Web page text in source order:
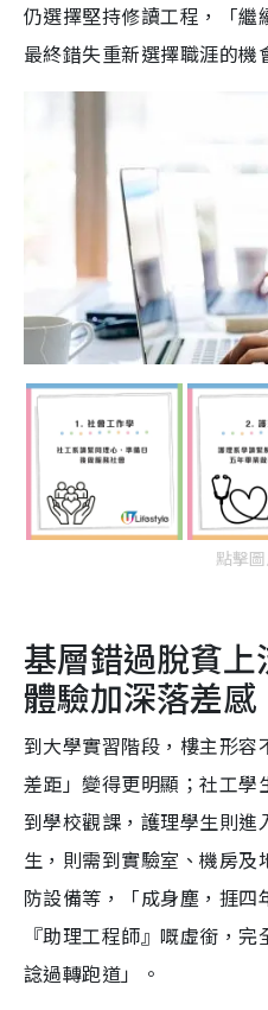
仍選擇堅持修讀工程，「繼
最終錯失重新選擇職涯的機
點擊
基層錯過脫貧
體驗加深落差感
到大學實習階段，樓主形
差距」變得更明顯；社工學
到學校觀課，護理學生則
生，則需到實驗室、機房
防設備等，「成身塵，捱
『助理工程師』嘅虛銜，
諗過轉跑道」。